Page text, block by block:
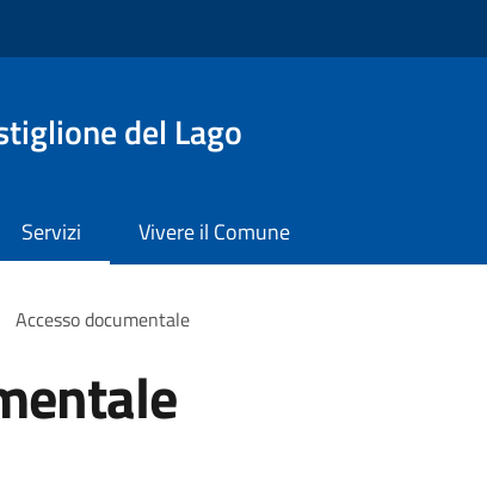
del Lago
Servizi Vivere il Comune
Accesso documentale